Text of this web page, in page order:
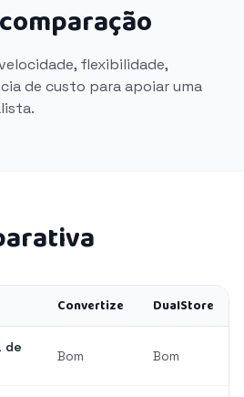
flexibilidade,
de custo para apoiar uma
Convertize DualStore
de
Bom Bom